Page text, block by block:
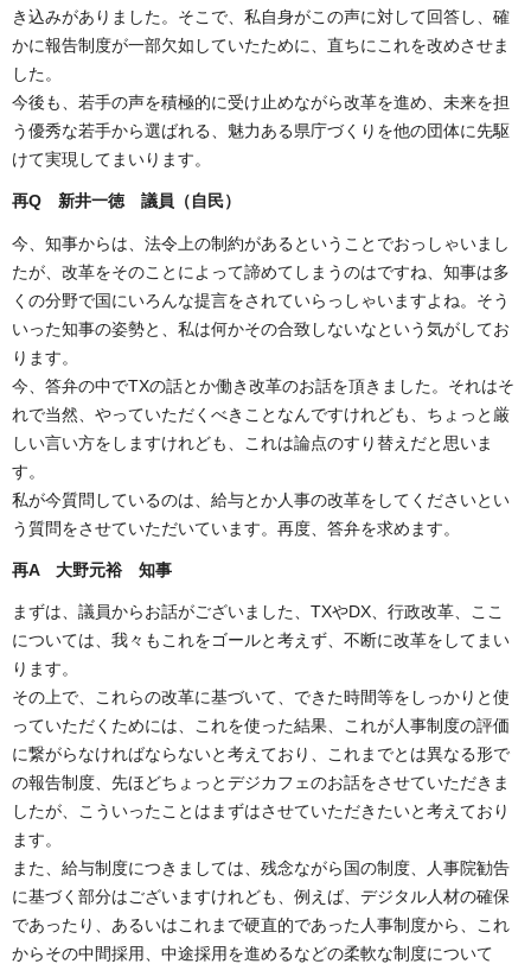
き込みがありました。そこで、私自身がこの声に対して回答し、確
かに報告制度が一部欠如していたために、直ちにこれを改めさせま
した。
今後も、若手の声を積極的に受け止めながら改革を進め、未来を担
う優秀な若手から選ばれる、魅力ある県庁づくりを他の団体に先駆
けて実現してまいります。
再Q 新井一徳 議員（自民）
今、知事からは、法令上の制約があるということでおっしゃいまし
たが、改革をそのことによって諦めてしまうのはですね、知事は多
くの分野で国にいろんな提言をされていらっしゃいますよね。そう
いった知事の姿勢と、私は何かその合致しないなという気がしてお
ります。
今、答弁の中でTXの話とか働き改革のお話を頂きました。それはそ
れで当然、やっていただくべきことなんですけれども、ちょっと厳
しい言い方をしますけれども、これは論点のすり替えだと思いま
す。
私が今質問しているのは、給与とか人事の改革をしてくださいとい
う質問をさせていただいています。再度、答弁を求めます。
再A 大野元裕 知事
まずは、議員からお話がございました、TXやDX、行政改革、ここ
については、我々もこれをゴールと考えず、不断に改革をしてまい
ります。
その上で、これらの改革に基づいて、できた時間等をしっかりと使
っていただくためには、これを使った結果、これが人事制度の評価
に繋がらなければならないと考えており、これまでとは異なる形で
の報告制度、先ほどちょっとデジカフェのお話をさせていただきま
したが、こういったことはまずはさせていただきたいと考えており
ます。
また、給与制度につきましては、残念ながら国の制度、人事院勧告
に基づく部分はございますけれども、例えば、デジタル人材の確保
であったり、あるいはこれまで硬直的であった人事制度から、これ
からその中間採用、中途採用を進めるなどの柔軟な制度について